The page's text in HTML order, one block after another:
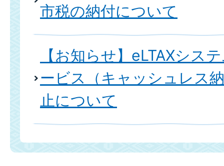
市税の納付について
【お知らせ】eLTAXシス
ービス（キャッシュレス
止について